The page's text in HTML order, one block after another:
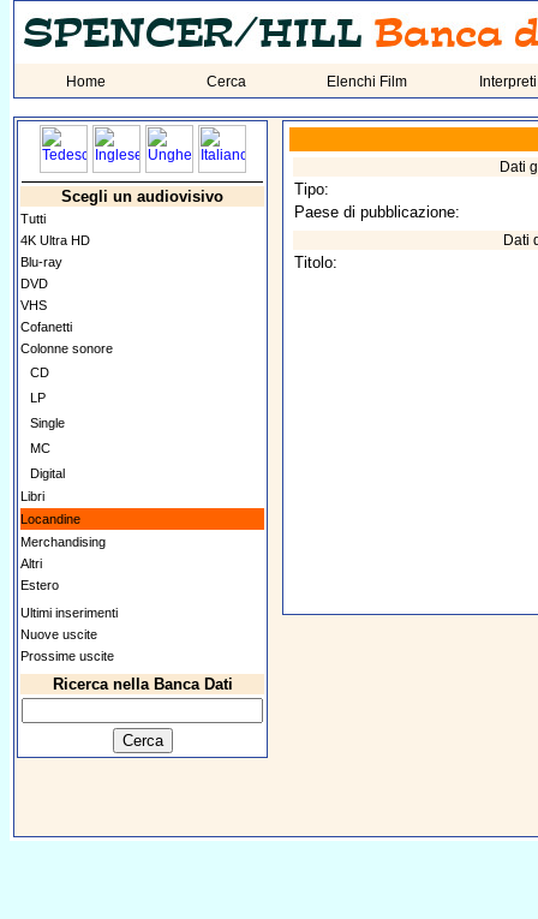
Home Cerca Elenchi Film Interpreti
Scegli un audiovisivo
Tutti
4K Ultra HD
Blu-ray
DVD
VHS
Cofanetti
Colonne sonore
CD
LP
Single
MC
Digital
Libri
Locandine
Merchandising
Altri
Estero
Ultimi inserimenti
Nuove uscite
Prossime uscite
Ricerca nella Banca Dati
Dati
Tipo:
Paese di pubblicazione:
Dati
Titolo: